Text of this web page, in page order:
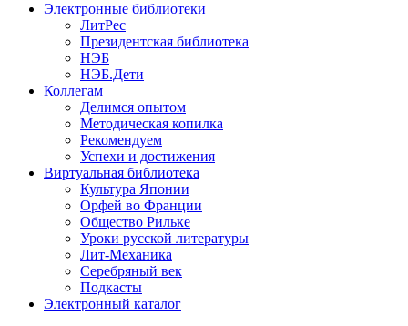
Электронные библиотеки
ЛитРес
Президентская библиотека
НЭБ
НЭБ.Дети
Коллегам
Делимся опытом
Методическая копилка
Рекомендуем
Успехи и достижения
Виртуальная библиотека
Культура Японии
Орфей во Франции
Общество Рильке
Уроки русской литературы
Лит-Механика
Серебряный век
Подкасты
Электронный каталог